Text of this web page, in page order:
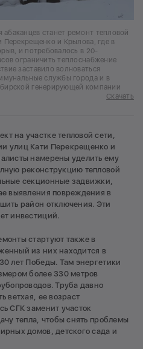
станет ремонт тепловой
Перекрещенко и Крылова, где в
и потребовалось в 20-
ограничить теплоснабжение
заставило волноваться
службы города и в
генерирующей компании
Скачать
на участке тепловой сети,
улиц Кати Перекрещенко и
намерены уделить ему
реконструкцию тепловой
секционные задвижки,
выявления повреждения в
район отключения. Эти
инвестиций.
стартуют также в
из них находится в
лет Победы. Там энергетики
более 330 метров
Труба давно
ветхая, ее возраст
СГК заменит участок
тепла, чтобы снять проблемы
домов, детского сада и